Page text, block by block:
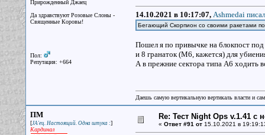
Прирожденный Джаец
Да здравствуют Розовые Слоны -
Священные Коровы!
Пол:
Репутация: +664
14.10.2021 в 10:17:07, Ashmedai
Бегающий Скорпион со своими ракетами
Пошел я по привычке на блокпост
и 8 гранаток (М6, кажется) для
А в прежние сектора типа А6 ходить
Даешь самую вертикальную вертикаль власти и
ПМ
[JA'ец. Настоящий. Одна штука :]
Кардинал
Re: Тест Night Ops v.1.41 с
« Ответ #91 от15.10.2021 в